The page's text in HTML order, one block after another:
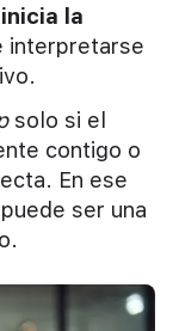
la
interpretarse
solo si el
contigo o
En ese
ser una